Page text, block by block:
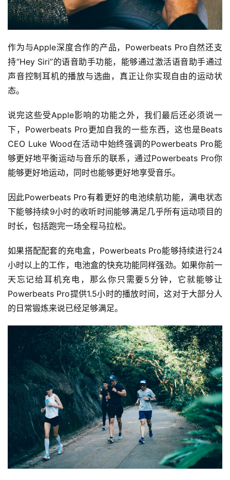
作为与Apple深度合作的产品，Powerbeats Pro自然还支
持“Hey Siri”的语音助手功能，能够通过激活语音助手通过
声音控制耳机的播放与选曲，真正让你实现自由的运动状
态。
说完这些受Apple影响的功能之外，我们最后还必须说一
下，Powerbeats Pro更加自我的一些东西，这也是Beats
CEO Luke Wood在活动中始终强调的Powerbeats Pro能
够更好地平衡运动与音乐的联系，通过Powerbeats Pro你
能够更好地运动，同时也能够更好地享受音乐。
因此Powerbeats Pro有着更好的电池续航功能，满电状态
下能够持续9小时的收听时间能够满足几乎所有运动项目的
时长，包括跑完一场全程马拉松。
如果搭配配套的充电盒，Powerbeats Pro能够持续进行24
小时以上的工作，电池盒的快充功能同样强劲。 如果你前一
天忘记给耳机充电，那么你只需要5分钟，它就能够让
Powerbeats Pro提供1.5小时的播放时间，这对于大部分人
的日常锻炼来说已经足够满足。